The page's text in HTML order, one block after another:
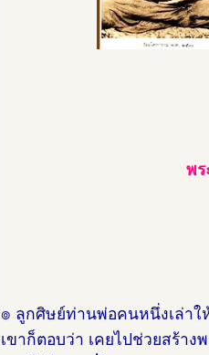
พ
๏ ลูกศิษย์ท่านพ่อคนหนึ่งเล่า
เขาก็ตอบว่า เคยไปช่วยสร้า